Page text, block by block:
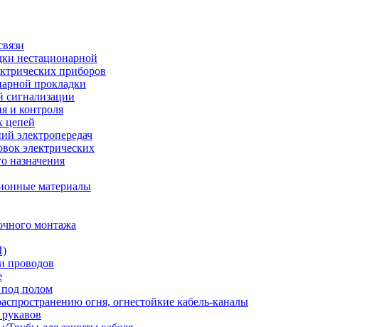
нестационарной
приборов
прокладки
сигнализации
и контроля
цепей
электропередач
электрических
назначения
материалы
монтажа
проводов
полом
огня, огнестойкие кабель-каналы